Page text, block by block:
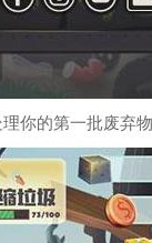
你的第一批废弃